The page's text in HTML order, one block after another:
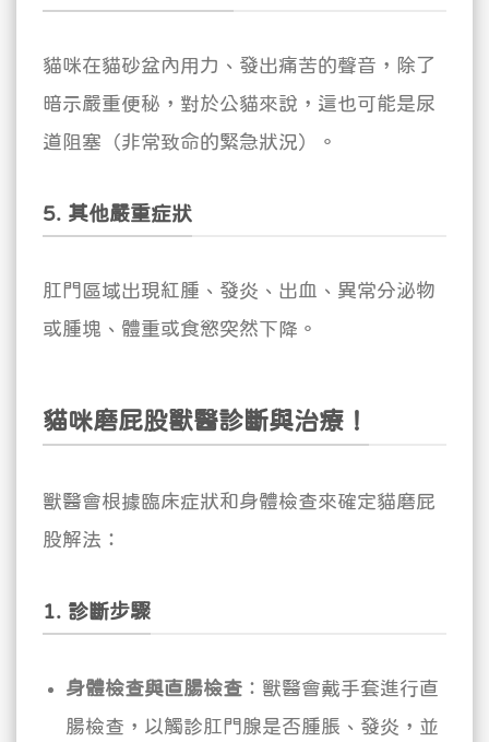
貓咪在貓砂盆內用力、發出痛苦的聲音，除了
暗示嚴重便秘，對於公貓來說，這也可能是尿
道阻塞（非常致命的緊急狀況）。
5. 其他嚴重症狀
肛門區域出現紅腫、發炎、出血、異常分泌物
或腫塊、體重或食慾突然下降。
貓咪磨屁股獸醫診斷與治療！
獸醫會根據臨床症狀和身體檢查來確定貓磨屁
股解法：
1. 診斷步驟
身體檢查與直腸檢查：獸醫會戴手套進行直
腸檢查，以觸診肛門腺是否腫脹、發炎，並